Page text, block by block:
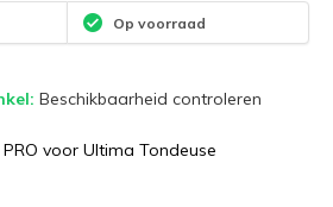
Op voorraad
Beschikbaarheid controleren
PRO voor Ultima Tondeuse